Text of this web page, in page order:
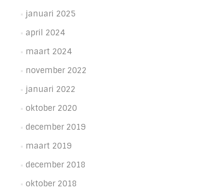
januari 2025
april 2024
maart 2024
november 2022
januari 2022
oktober 2020
december 2019
maart 2019
december 2018
oktober 2018